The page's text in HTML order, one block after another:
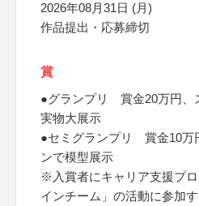
2026年08月31日 (月)
作品提出・応募締切
賞
●グランプリ 賞金20万円、
実物大展示
●セミグランプリ 賞金10万
ンで模型展示
※入賞者にキャリア支援プ
インチーム」の活動に参加